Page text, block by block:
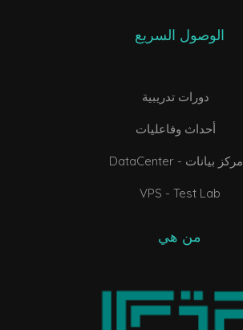
الوصول السريع
دورات تدريبية
أحداث وفاعليات
DataCenter - مركز بيانات
VPS - Test Lab
من هي